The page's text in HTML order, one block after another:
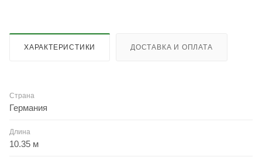
ХАРАКТЕРИСТИКИ ДОСТАВКА И ОПЛАТА
Страна
Германия
Длина
10.35 м